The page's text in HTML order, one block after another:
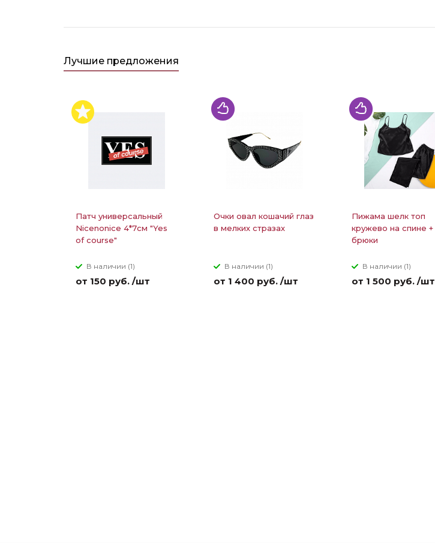
Лучшие предложения
Патч универсальный
Nicenonice 4*7см "Yes
of course"
В наличии (1)
от 150 руб. /шт
Очки овал кошачий глаз
в мелких стразах
В наличии (1)
от 1 400 руб. /шт
Пижама шелк топ
кружево на спине +
брюки
В наличии (1)
от 1 500 руб. /шт